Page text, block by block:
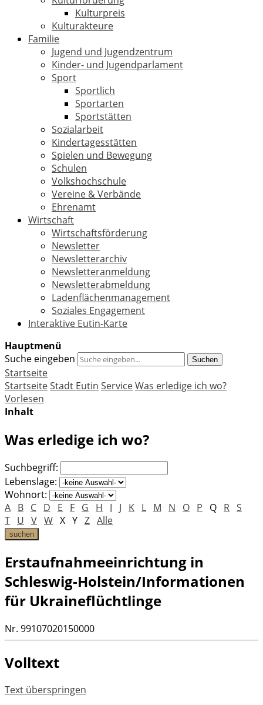
Kulturpreis
Kulturakteure
Familie
Jugend und Jugendzentrum
Kinder- und Jugendparlament
Sport
Sportlich
Sportarten
Sportstätten
Sozialarbeit
Kindertagesstätten
Spielen und Bewegung
Schulen
Volkshochschule
Vereine & Verbände
Ehrenamt
Wirtschaft
Wirtschaftsförderung
Newsletter
Newsletterarchiv
Newsletteranmeldung
Newsletterabmeldung
Ladenflächenmanagement
Soziales Engagement
Interaktive Eutin-Karte
Hauptmenü
Suche eingeben
Suchen
Startseite
StartseiteStadt Eutin ServiceWas erledige ich wo?
Vorlesen
Inhalt
Was erledige ich wo?
Suchbegriff:
Lebenslage:
Wohnort:
A B C D E F G H I J K L M N O P Q R S
T U V W X Y Z Alle
suchen
Erstaufnahmeeinrichtung in
Schleswig-Holstein/Informationen
für Ukraineflüchtlinge
Nr. 99107020150000
Volltext
Text überspringen